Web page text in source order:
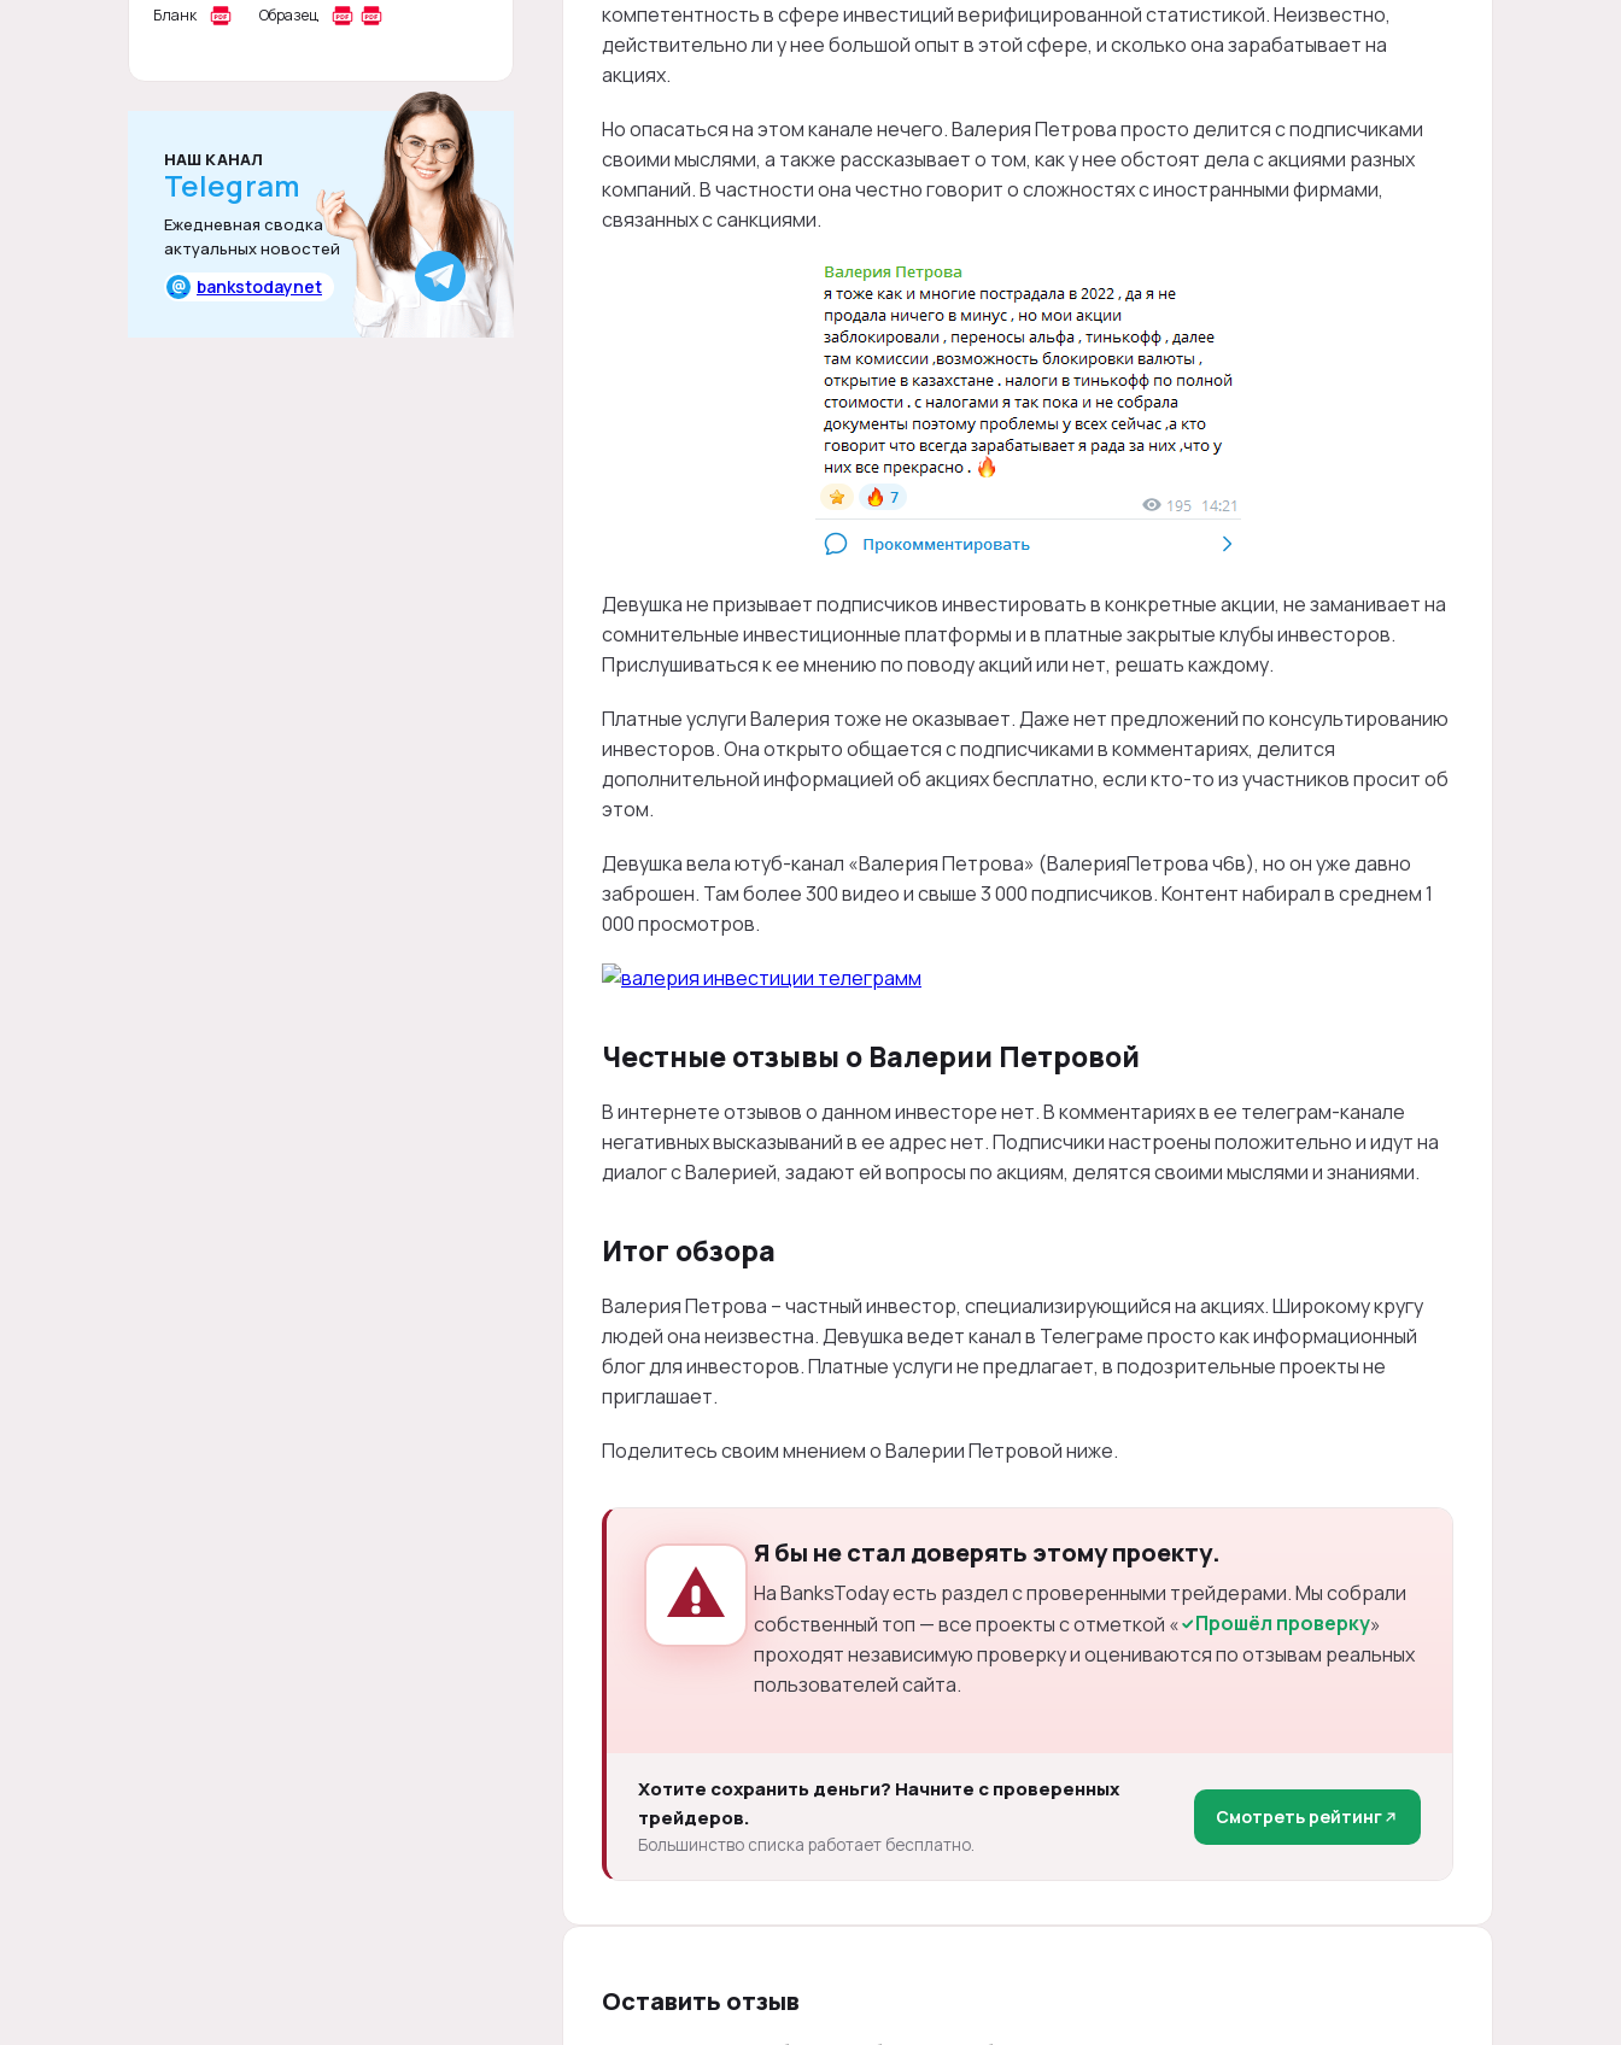
Бланк Образец
НАШ КАНАЛ
Telegram
Ежедневная сводка
актуальных новостей
@ bankstodaynet
компетентность в сфере инвестиций верифицированной статистикой. Неизвестно,
действительно ли у нее большой опыт в этой сфере, и сколько она зарабатывает на
акциях.
Но опасаться на этом канале нечего. Валерия Петрова просто делится с подписчиками
своими мыслями, а также рассказывает о том, как у нее обстоят дела с акциями разных
компаний. В частности она честно говорит о сложностях с иностранными фирмами,
связанных с санкциями.
Девушка не призывает подписчиков инвестировать в конкретные акции, не заманивает на
сомнительные инвестиционные платформы и в платные закрытые клубы инвесторов.
Прислушиваться к ее мнению по поводу акций или нет, решать каждому.
Платные услуги Валерия тоже не оказывает. Даже нет предложений по консультированию
инвесторов. Она открыто общается с подписчиками в комментариях, делится
дополнительной информацией об акциях бесплатно, если кто-то из участников просит об
этом.
Девушка вела ютуб-канал «Валерия Петрова» (ВалерияПетрова ч6в), но он уже давно
заброшен. Там более 300 видео и свыше 3 000 подписчиков. Контент набирал в среднем 1
000 просмотров.
Честные отзывы о Валерии Петровой
В интернете отзывов о данном инвесторе нет. В комментариях в ее телеграм-канале
негативных высказываний в ее адрес нет. Подписчики настроены положительно и идут на
диалог с Валерией, задают ей вопросы по акциям, делятся своими мыслями и знаниями.
Итог обзора
Валерия Петрова – частный инвестор, специализирующийся на акциях. Широкому кругу
людей она неизвестна. Девушка ведет канал в Телеграме просто как информационный
блог для инвесторов. Платные услуги не предлагает, в подозрительные проекты не
приглашает.
Поделитесь своим мнением о Валерии Петровой ниже.
Я бы не стал доверять этому проекту.
На BanksToday есть раздел с проверенными трейдерами. Мы собрали
собственный топ — все проекты с отметкой «
Прошёл проверку»
проходят независимую проверку и оцениваются по отзывам реальных
пользователей сайта.
Хотите сохранить деньги? Начните с проверенных
трейдеров.
Большинство списка работает бесплатно.
Смотреть рейтинг
Оставить отзыв